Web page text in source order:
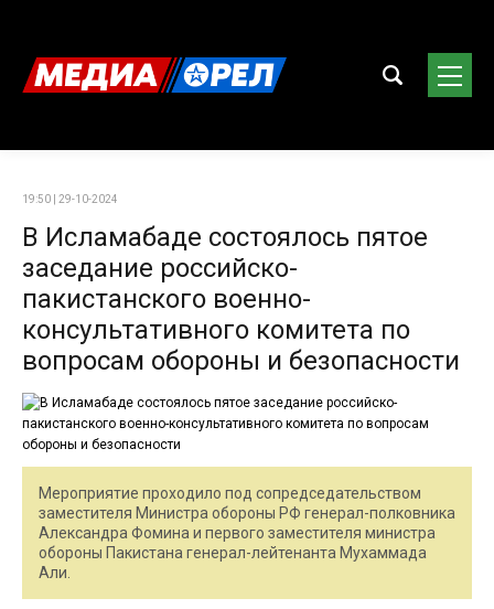
19:50 | 29-10-2024
В Исламабаде состоялось пятое
заседание российско-
пакистанского военно-
консультативного комитета по
вопросам обороны и безопасности
Мероприятие проходило под сопредседательством
заместителя Министра обороны РФ генерал-полковника
Александра Фомина и первого заместителя министра
обороны Пакистана генерал-лейтенанта Мухаммада
Али.